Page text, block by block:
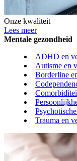
Onze kwaliteit
Lees meer
Mentale gezondheid
ADHD en
Autisme en
Borderline
Trauma en